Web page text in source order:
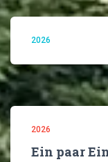
2026
2026
Ein paar